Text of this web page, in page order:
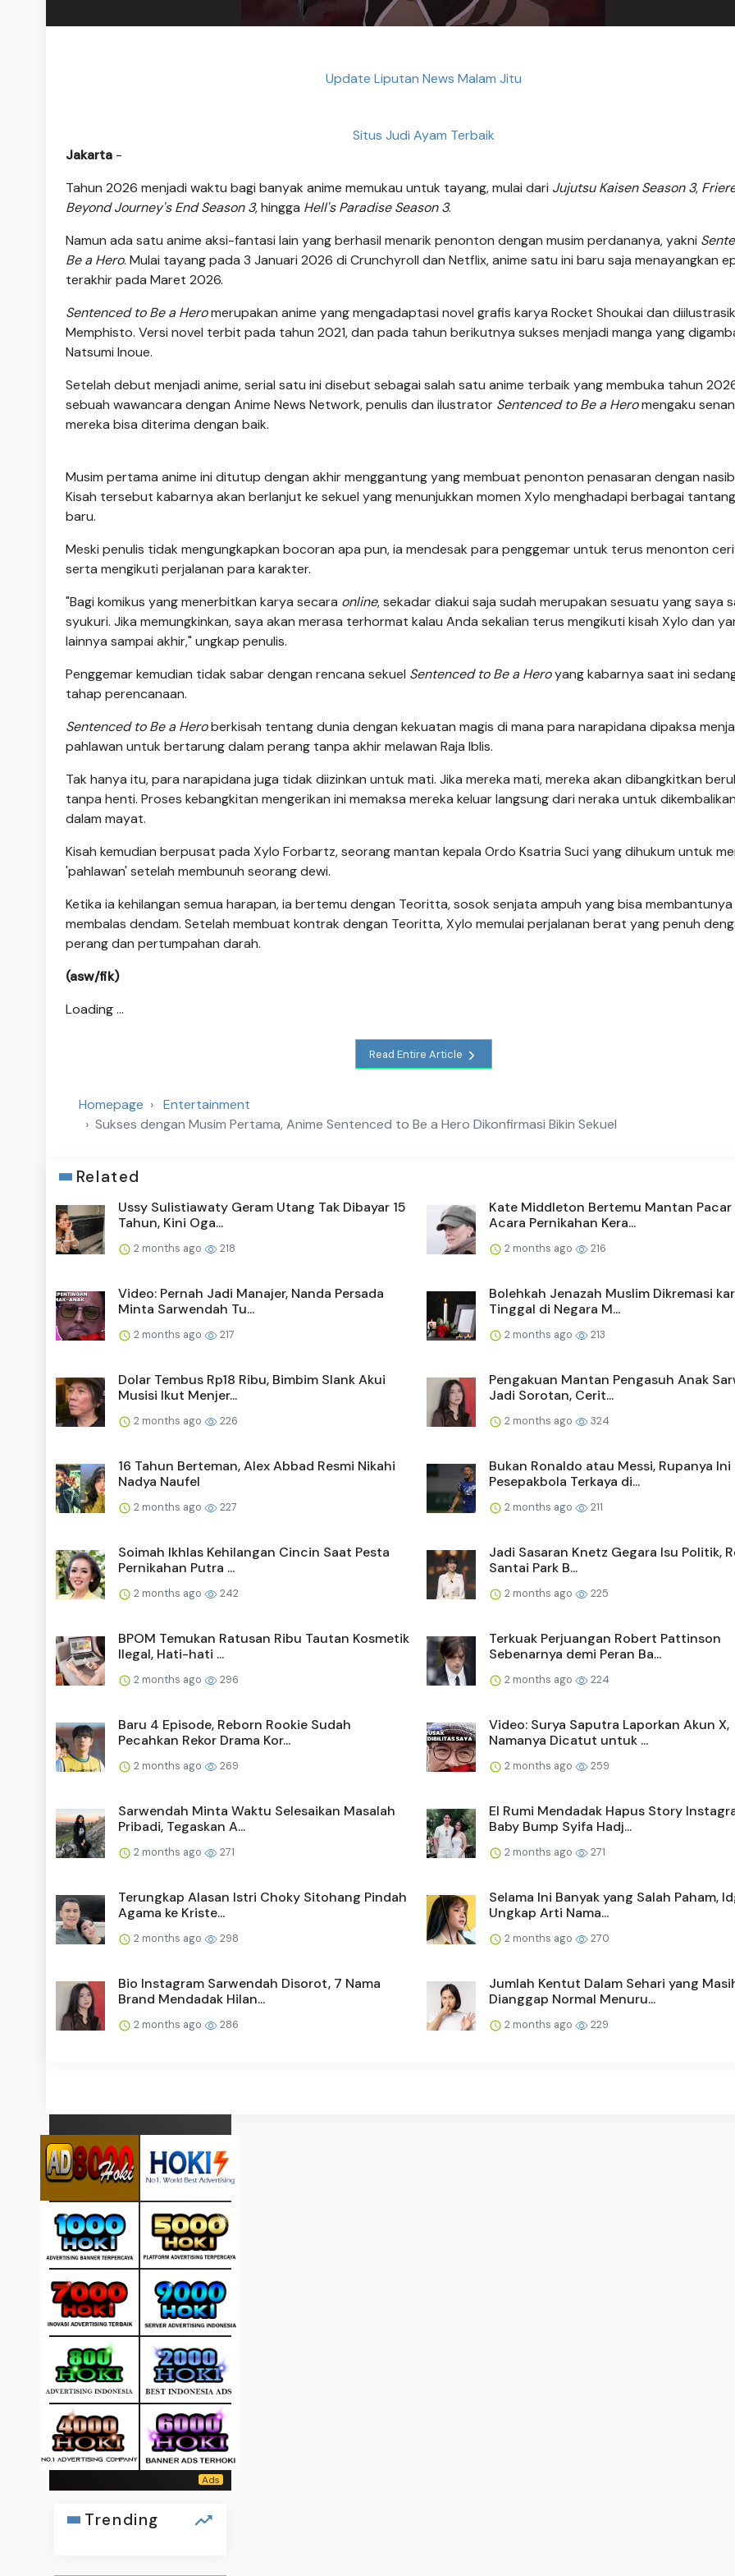
Update Liputan News Malam Jitu
Situs Judi Ayam Terbaik
Jakarta -
Tahun 2026 menjadi waktu bagi banyak anime memukau untuk tayang, mulai dari Jujutsu Kaisen Season 3,
Beyond Journey's End Season 3, hingga Hell's Paradise Season 3.
Namun ada satu anime aksi-fantasi lain yang berhasil menarik penonton dengan musim perdananya, yakni
Be a Hero. Mulai tayang pada 3 Januari 2026 di Crunchyroll dan Netflix, anime satu ini baru saja menayangkan
terakhir pada Maret 2026.
Sentenced to Be a Heromerupakan anime yang mengadaptasi novel grafis karya Rocket Shoukai dan
Memphisto. Versi novel terbit pada tahun 2021, dan pada tahun berikutnya sukses menjadi manga yang
Natsumi Inoue.
Setelah debut menjadi anime, serial satu ini disebut sebagai salah satu anime terbaik yang membuka tahun
sebuah wawancara dengan Anime News Network, penulis dan ilustrator Sentenced to Be a Heromengaku
mereka bisa diterima dengan baik.
Musim pertama anime ini ditutup dengan akhir menggantung yang membuat penonton penasaran dengan
Kisah tersebut kabarnya akan berlanjut ke sekuel yang menunjukkan momen Xylo menghadapi berbagai
baru.
Meski penulis tidak mengungkapkan bocoran apa pun, ia mendesak para penggemar untuk terus menonton
serta mengikuti perjalanan para karakter.
"Bagi komikus yang menerbitkan karya secara online, sekadar diakui saja sudah merupakan sesuatu yang saya
syukuri. Jika memungkinkan, saya akan merasa terhormat kalau Anda sekalian terus mengikuti kisah Xylo dan
lainnya sampai akhir," ungkap penulis.
Penggemar kemudian tidak sabar dengan rencana sekuel Sentenced to Be a Heroyang kabarnya saat ini
tahap perencanaan.
Sentenced to Be a Heroberkisah tentang dunia dengan kekuatan magis di mana para narapidana dipaksa
pahlawan untuk bertarung dalam perang tanpa akhir melawan Raja Iblis.
Tak hanya itu, para narapidana juga tidak diizinkan untuk mati. Jika mereka mati, mereka akan dibangkitkan
tanpa henti. Proses kebangkitan mengerikan ini memaksa mereka keluar langsung dari neraka untuk
dalam mayat.
Kisah kemudian berpusat pada Xylo Forbartz, seorang mantan kepala Ordo Ksatria Suci yang dihukum untuk
'pahlawan' setelah membunuh seorang dewi.
Ketika ia kehilangan semua harapan, ia bertemu dengan Teoritta, sosok senjata ampuh yang bisa
membalas dendam. Setelah membuat kontrak dengan Teoritta, Xylo memulai perjalanan berat yang penuh
perang dan pertumpahan darah.
(asw/fik)
Loading ...
Read Entire Article
Homepage
Entertainment
Sukses dengan Musim Pertama, Anime Sentenced to Be a Hero Dikonfirmasi Bikin Sekuel
Related
Ussy Sulistiawaty Geram Utang Tak Dibayar 15
Tahun, Kini Oga...
2 months ago 218
Kate Middleton Bertemu Mantan Pacar
Acara Pernikahan Kera...
2 months ago 216
Video: Pernah Jadi Manajer, Nanda Persada
Minta Sarwendah Tu...
2 months ago 217
Bolehkah Jenazah Muslim Dikremasi
Tinggal di Negara M...
2 months ago 213
Dolar Tembus Rp18 Ribu, Bimbim Slank Akui
Musisi Ikut Menjer...
2 months ago 226
Pengakuan Mantan Pengasuh Anak
Jadi Sorotan, Cerit...
2 months ago 324
16 Tahun Berteman, Alex Abbad Resmi Nikahi
Nadya Naufel
2 months ago 227
Bukan Ronaldo atau Messi, Rupanya Ini
Pesepakbola Terkaya di...
2 months ago 211
Soimah Ikhlas Kehilangan Cincin Saat Pesta
Pernikahan Putra ...
2 months ago 242
Jadi Sasaran Knetz Gegara Isu Politik,
Santai Park B...
2 months ago 225
BPOM Temukan Ratusan Ribu Tautan Kosmetik
Ilegal, Hati-hati ...
2 months ago 296
Terkuak Perjuangan Robert Pattinson
Sebenarnya demi Peran Ba...
2 months ago 224
Baru 4 Episode, Reborn Rookie Sudah
Pecahkan Rekor Drama Kor...
2 months ago 269
Video: Surya Saputra Laporkan Akun X,
Namanya Dicatut untuk ...
2 months ago 259
Sarwendah Minta Waktu Selesaikan Masalah
Pribadi, Tegaskan A...
2 months ago 271
El Rumi Mendadak Hapus Story
Baby Bump Syifa Hadj...
2 months ago 271
Terungkap Alasan Istri Choky Sitohang Pindah
Agama ke Kriste...
2 months ago 298
Selama Ini Banyak yang Salah Paham,
Ungkap Arti Nama...
2 months ago 270
Bio Instagram Sarwendah Disorot, 7 Nama
Brand Mendadak Hilan...
2 months ago 286
Jumlah Kentut Dalam Sehari yang
Dianggap Normal Menuru...
2 months ago 229
Trending